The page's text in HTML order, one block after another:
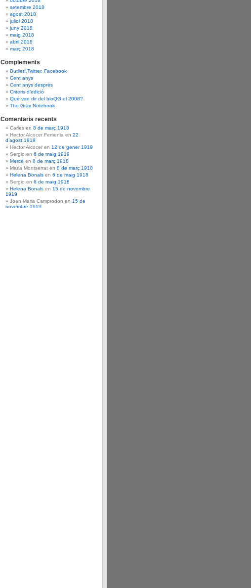
setembre 2018
agost 2018
juliol 2018
juny 2018
maig 2018
abril 2018
març 2018
Complements
Butlletí,Twitter, Facebook
Cent anys
Cent anys després
Criteris d’edició
Què van dir del bloQG el 2008?
The Gray Notebook
Comentaris recents
Carles en 8 de març 1918
Hector Alcocer Femenia en 22
d’agost 1919
Hector Alcocer en 12 de gener 1919
Sergio en 6 de maig 1919
Mercè en 8 de març 1918
Maria Montserrat en 8 de març 1918
Helena Bonals en 6 de maig 1918
Sergio en 6 de maig 1918
Helena Bonals en 15 de novembre
1919
Joan Maria Camprodon en 15 de
novembre 1919